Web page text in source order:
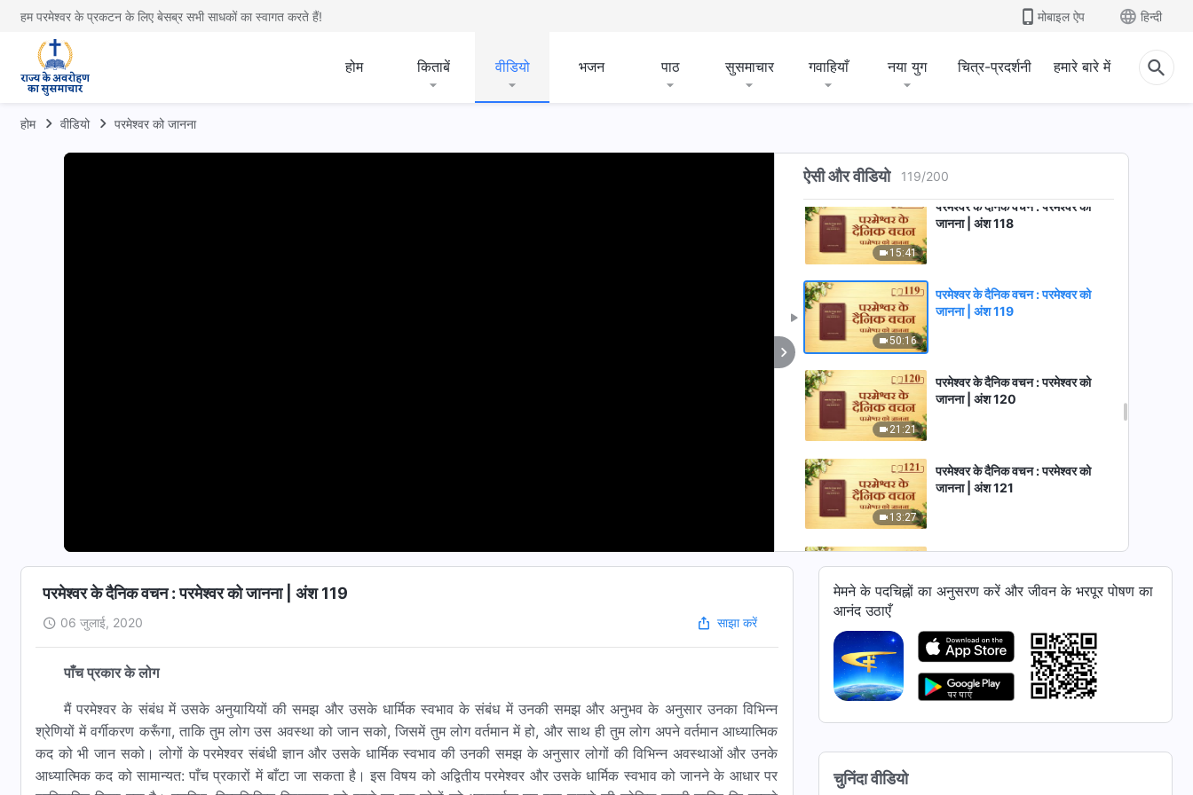
हम परमेश्वर के प्रकटन के लिए बेसब्र सभी साधकों का स्वागत करते हैं! मोबाइल ऐप हिन्दी
होम किताबें वीडियो भजन पाठ सुसमाचार गवाहियाँ नया युग चित्र-प्रदर्शनी हमारे बारे में
होम वीडियो परमेश्वर को जानना
ऐसी और वीडियो 119/200
16:30
परमेश्वर के दैनिक वचन : परमेश्वर को
15:41
परमेश्वर के दैनिक वचन : परमेश्वर को
जानना | अंश 118
50:16
परमेश्वर के दैनिक वचन : परमेश्वर को
जानना | अंश 119
21:21
परमेश्वर के दैनिक वचन : परमेश्वर को
जानना | अंश 120
13:27
परमेश्वर के दैनिक वचन : परमेश्वर को
जानना | अंश 121
16:11
12:00
परमेश्वर के दैनिक वचन : परमेश्वर को
जानना | अंश 123
14:25
जानना | अंश 124
परमेश्वर के दैनिक वचन : परमेश्वर को जानना | अंश 119
06 जुलाई, 2020 साझा करें
पाँच प्रकार के लोग
मैं परमेश्वर के संबंध में उसके अनुयायियों की समझ और उसके धार्मिक स्वभाव के संबंध में उनकी समझ और अनुभव के अनुसार उनका विभिन्न
श्रेणियों में वर्गीकरण करूँगा, ताकि तुम लोग उस अवस्था को जान सको, जिसमें तुम लोग वर्तमान में हो, और साथ ही तुम लोग अपने वर्तमान आध्यात्मिक
कद को भी जान सको। लोगों के परमेश्वर संबंधी ज्ञान और उसके धार्मिक स्वभाव की उनकी समझ के अनुसार लोगों की विभिन्न अवस्थाओं और उनके
आध्यात्मिक कद को सामान्यत: पाँच प्रकारों में बाँटा जा सकता है। इस विषय को अद्वितीय परमेश्वर और उसके धार्मिक स्वभाव को जानने के आधार पर
मेमने के पदचिह्नों का अनुसरण करें और जीवन के भरपूर पोषण का
आनंद उठाएँ
चुनिंदा वीडियो